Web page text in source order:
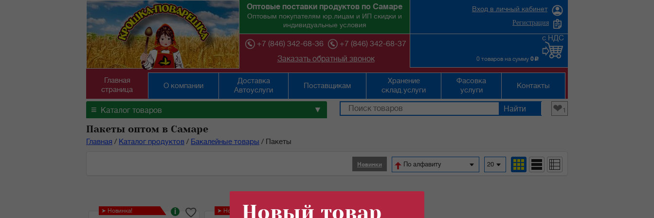
Оптовые поставки продуктов по Самаре
Оптовым покупателям юр.лицам и ИП скидки и
индивидуальные условия
+7 (846) 342-68-36
+7 (846) 342-68-37
Заказать обратный звонок
Вход в личный кабинет
Регистрация
0 товаров на сумму 0 c
с НДС
Главная
страница
О компании
Доставка
Автоуслуги
Поставщикам
Хранение
склад.услуги
Фасовка
услуги
Контакты
≡ Каталог товаров ▼ ❤1
Пакеты оптом в Самаре
Главная / Каталог продуктов / Бакалейные товары / Пакеты
20
По алфавиту
Новинки
➤ Новинка! i ➤ Новинка! i